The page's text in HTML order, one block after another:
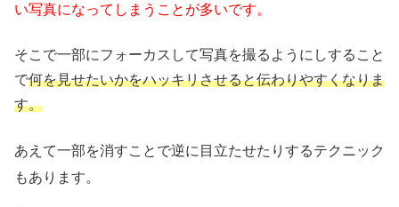
い写真になってしまうことが多いです。
そこで一部にフォーカスして写真を撮るようにしすること
で何を見せたいかをハッキリさせると伝わりやすくなりま
す。
あえて一部を消すことで逆に目立たせたりするテクニック
もあります。